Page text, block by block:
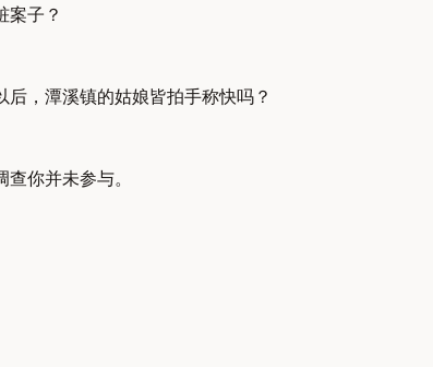
案子？
，潭溪镇的姑娘皆拍手称快吗？
你并未参与。